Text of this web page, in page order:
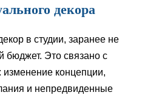
декора
в студии, заранее не
бюджет. Это связано с
концепции,
и непредвиденные